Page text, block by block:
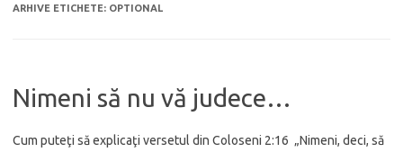
ARHIVE ETICHETE: OPTIONAL
Nimeni să nu vă judece…
Cum puteţi să explicaţi versetul din Coloseni 2:16 „Nimeni, deci, să